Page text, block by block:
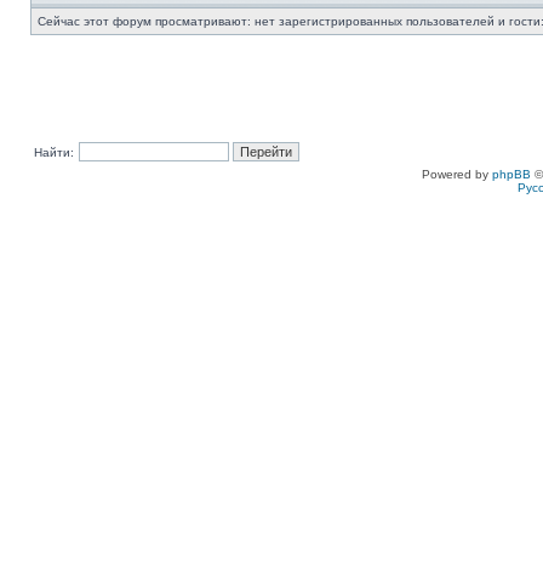
Сейчас этот форум просматривают: нет зарегистрированных пользователей и
Найти:
Powered by phpBB